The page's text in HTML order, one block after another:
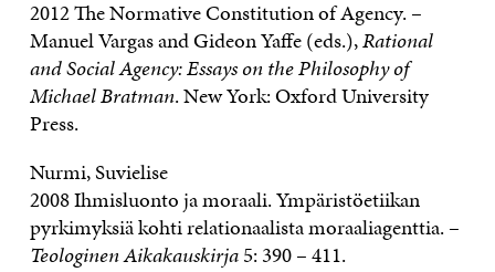
2012 The Normative Constitution of Agency. –
Manuel Vargas and Gideon Yaffe (eds.),Rational
and Social Agency: Essays on the Philosophy of
Michael Bratman. New York: Oxford University
Press.
Nurmi, Suvielise
2008 Ihmisluonto ja moraali. Ympäristöetiikan
pyrkimyksiä kohti relationaalista moraaliagenttia. –
Teologinen Aikakauskirja5: 390 – 411.